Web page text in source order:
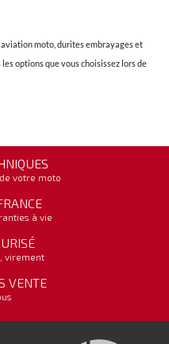
moto, durites embrayages et
options que vous choisissez lors de
votre moto
à vie
virement
VENTE